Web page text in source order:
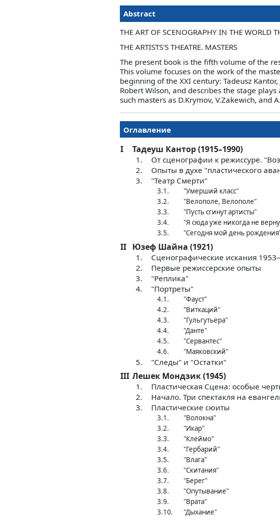
Abstract
THE ART OF SCENOGRAPHY IN THE WORLD
THE ARTISTS'S THEATRE. MASTERS
The present book is the fifth volume of the
This volume focuses on the work of the
beginning of the XXI century: Tadeusz
Robert Wilson, and describes the stage
such masters as D.Krymov, V.Zakewich, and
Оглавление
I Тадеуш Кантор (1915–1990)
1.
От сценографии к режиссуре.
2.
Опыты в духе "пластического
3.
"Театр Смерти"
3.1.
"Умерший класс"
3.2.
"Велополе, Велополе"
3.3.
"Пусть сгинут артисты"
3.4.
"Я сюда уже никогда не
3.5.
"Сегодня мой день
II Юзеф Шайна (1921)
1.
Сценографические искания
2.
Первые режиссерские опыты
3.
"Реплика"
4.
"Портреты"
4.1.
"Фауст"
4.2.
"Виткаций"
4.3.
"Гульгутьера"
4.4.
"Данте"
4.5.
"Сервантес"
4.6.
"Маяковский"
5. "Следы" и "Остатки"
III Лешек Мондзик (1945)
1.
Пластическая Сцена: особые
2.
Начало. Три спектакля на
3.
Пластические сюиты
3.1.
"Волокна"
3.2.
"Икар"
3.3.
"Клеймо"
3.4.
"Гербарий"
3.5.
"Влага"
3.6.
"Скитания"
3.7.
"Берег"
3.8.
"Опутывание"
3.9.
"Врата"
3.10.
"Дыхание"